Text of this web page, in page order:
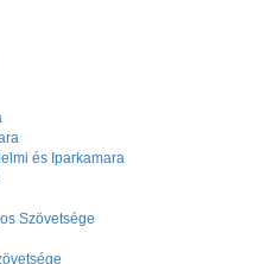
és Iparkamara
Szövetsége